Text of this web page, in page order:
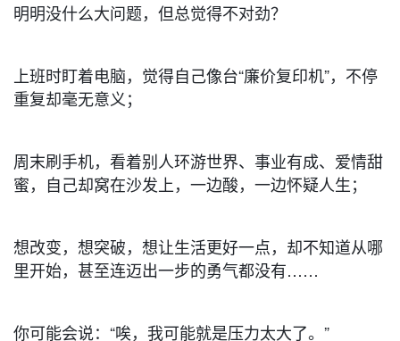
明明没什么大问题，但总觉得不对劲？
上班时盯着电脑，觉得自己像台“廉价复印机”，不停
重复却毫无意义；
周末刷手机，看着别人环游世界、事业有成、爱情甜
蜜，自己却窝在沙发上，一边酸，一边怀疑人生；
想改变，想突破，想让生活更好一点，却不知道从哪
里开始，甚至连迈出一步的勇气都没有……
你可能会说：“唉，我可能就是压力太大了。”